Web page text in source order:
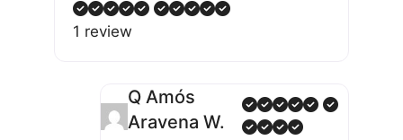
1 review
Q Amós
Aravena W.